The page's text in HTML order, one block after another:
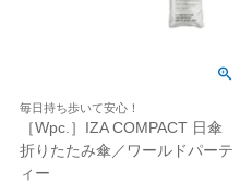
毎日持ち歩いて安心！
［Wpc.］IZA COMPACT 日傘
折りたたみ傘／ワールドパーテ
ィー